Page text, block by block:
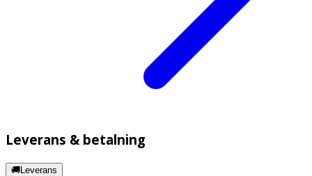
Leverans & betalning
🚚Leverans